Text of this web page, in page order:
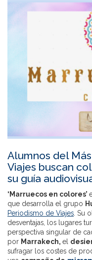
Alumnos del
Viajes buscan
su guía
‘Marruecos en colores’
que desarrolla el grupo
Periodismo de Viajes. Su
desventajas, los lugares
perspectiva singular de
por Marrakech, el
sufragar los costes de